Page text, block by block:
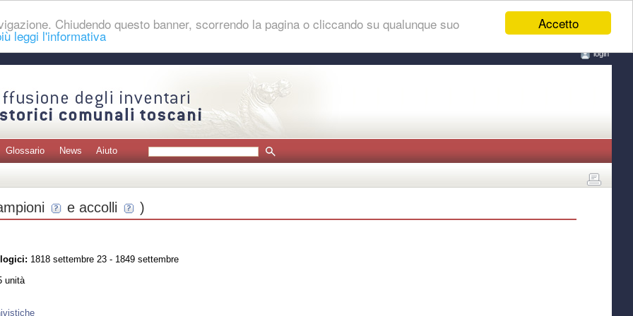
Accetto
Chiudendo questo banner, scorrendo la pagina o cliccando su qualunque suo
leggi l'informativa
login
Glossario News Aiuto
e accolli )
1818 settembre 23 - 1849 settembre
unità